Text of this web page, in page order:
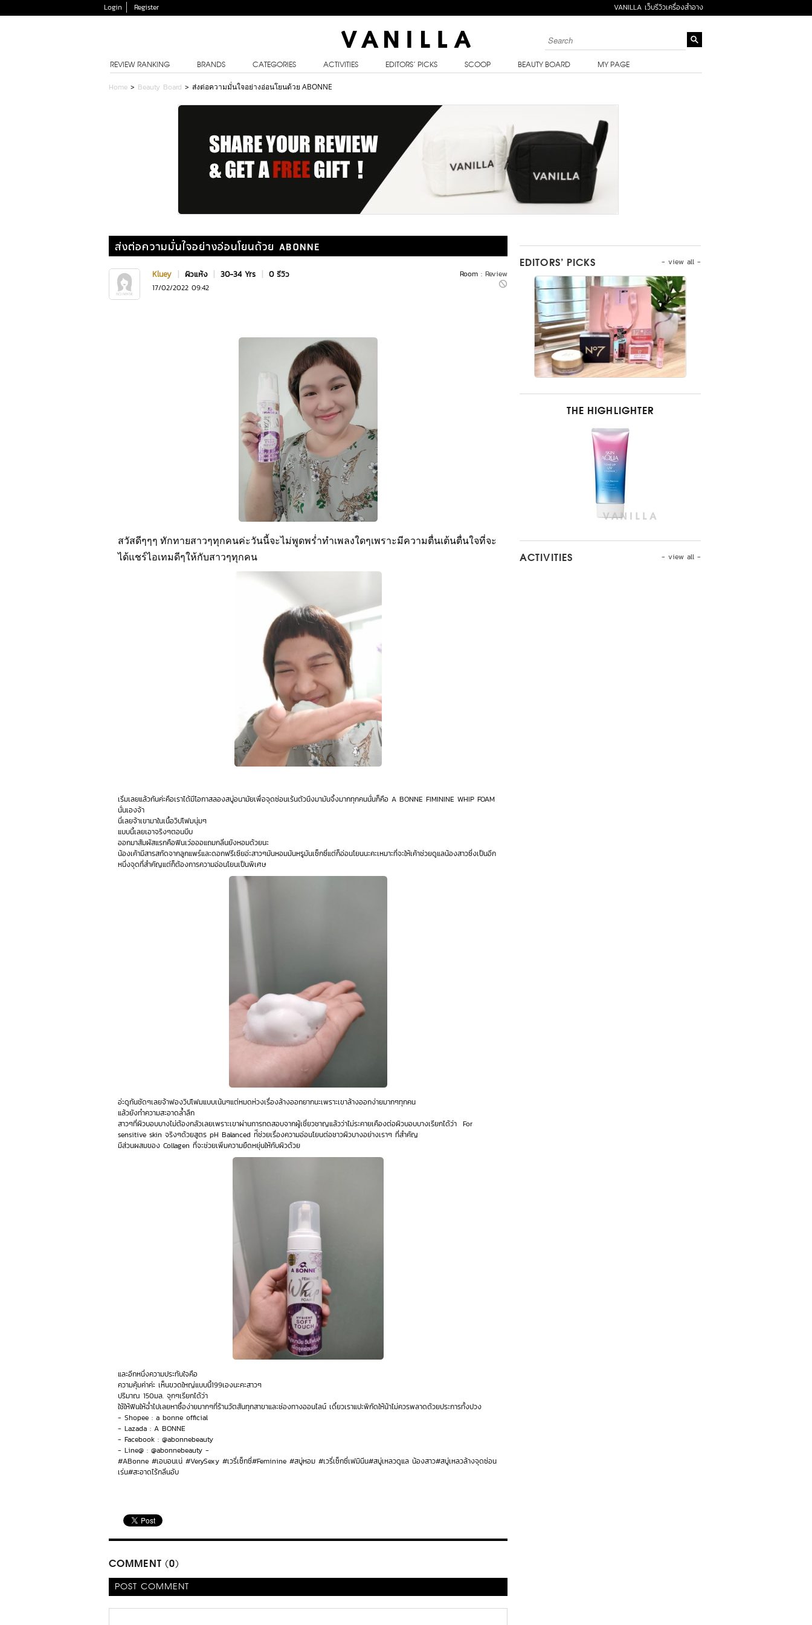
Login Register VANILLA เว็บรีวิวเครื่องสำอาง
REVIEW RANKING BRANDS CATEGORIES ACTIVITIES EDITORS’ PICKS SCOOP BEAUTY BOARD MY PAGE
Home > Beauty Board > ส่งต่อความมั่นใจอย่างอ่อนโยนด้วย ABONNE
ส่งต่อความมั่นใจอย่างอ่อนโยนด้วย ABONNE
Room : Review
Kluey | ผิวแห้ง | 30-34 Yrs | 0 รีวิว
17/02/2022 09:42
สวัสดีๆๆๆ ทักทายสาวๆทุกคนค่ะวันนี้จะไม่พูดพร่ำทำเพลงใดๆเพราะมีความตื่นเต้นตื่นใจที่จะ
ได้แชร์ไอเทมดีๆให้กับสาวๆทุกคน
เริ่มเลยแล้วกันค่ะคือเราได้มีโอกาสลองสบู่อนามัยเพื่อจุดซ่อนเร้นตัวนึงมามันจึ้งมากทุกคนนั่นก็คือ A BONNE FIMININE WHIP FOAM
นั่นเองจ้า
นี่เลยจ้าเขามาในเนื้อวิปโฟมนุ่มๆ
แบบนี้เลยเอาจริงๆตอนบีบ
ออกมาสัมผัสแรกคือฟินเว่อออแถมกลิ่นยังหอมด้วยนะ
น้องเค้ามีสารสกัดจากลูกแพร์และดอกฟรีเซียอ่ะสาวๆมันหอมมันหรูมันเซ็กซี่แต่ก็อ่อนโยนนะคะเหมาะที่จะให้เค้าช่วยดูแลน้องสาวซึ่งเป็นอีก
หนึ่งจุดที่สำคัญแต่ก็ต้องการความอ่อนโยนเป็นพิเศษ
อ่ะดูกันชัดๆเลยจ้าฟองวิปโฟมแบบเน้นๆแต่หมดห่วงเรื่องล้างออกยากนะเพราะเขาล้างออกง่ายมากๆทุกคน
แล้วยังทำความสะอาดล้ำลึก
สาวๆที่ผิวบอบบางไม่ต้องกลัวเลยเพราะเขาผ่านการทดสอบจากผู้เชี่ยวชาญแล้วว่าไม่ระคายเคืองต่อผิวบอบบางเรียกได้ว่า For
sensitive skin จริงๆด้วยสูตร pH Balanced ท่ีช่วยเรื่องความอ่อนโยนต่อชาวผิวบางอย่างเราๆ ที่สำคัญ
มีส่วนผสมของ Collagen ที่จะช่วยเพิ่มความยืดหยุ่นให้กับผิวด้วย
และอีกหนึ่งความประทับใจคือ
ความคุ้มค่าค่ะ เห็นขวดใหญ่แบบนี้199เองนะคะสาวๆ
ปริมาณ 150มล. จุกๆเรียกได้ว่า
ใช้ให้ฟินให้ฉ่ำไปเลยหาซื้อง่ายมากๆที่ร้านวัตสันทุกสาขาและช่องทางออนไลน์ เดี๋ยวเราแปะพิกัดให้น้าไม่ควรพลาดด้วยประการทั้งปวง
- Shopee : a bonne official
- Lazada : A BONNE
- Facebook : @abonnebeauty
- Line@ : @abonnebeauty -
#ABonne #เอบอนเน่ #VerySexy #เวรี่เซ็กซี่#Feminine #สบู่หอม #เวรี่เซ็กซี่เฟมินีน#สบู่เหลวดูแล น้องสาว#สบู่เหลวล้างจุดซ่อน
เร่น#สะอาดไร้กลิ่นอับ
COMMENT (0)
POST COMMENT
- view all -
EDITORS’ PICKS
THE HIGHLIGHTER
- view all -
ACTIVITIES